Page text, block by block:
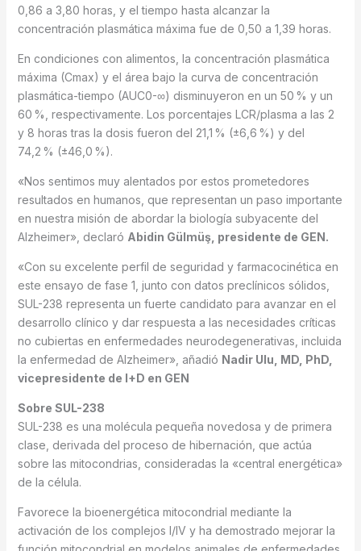
0,86 a 3,80 horas, y el tiempo hasta alcanzar la
concentración plasmática máxima fue de 0,50 a 1,39 horas.
En condiciones con alimentos, la concentración plasmática
máxima (Cmax) y el área bajo la curva de concentración
plasmática-tiempo (AUC0-∞) disminuyeron en un 50 % y un
60 %, respectivamente. Los porcentajes LCR/plasma a las 2
y 8 horas tras la dosis fueron del 21,1 % (±6,6 %) y del
74,2 % (±46,0 %).
«Nos sentimos muy alentados por estos prometedores
resultados en humanos, que representan un paso importante
en nuestra misión de abordar la biología subyacente del
Alzheimer», declaró Abidin Gülmüş, presidente de GEN.
«Con su excelente perfil de seguridad y farmacocinética en
este ensayo de fase 1, junto con datos preclínicos sólidos,
SUL-238 representa un fuerte candidato para avanzar en el
desarrollo clínico y dar respuesta a las necesidades críticas
no cubiertas en enfermedades neurodegenerativas, incluida
la enfermedad de Alzheimer», añadió Nadir Ulu, MD, PhD,
vicepresidente de I+D en GEN
Sobre SUL-238
SUL-238 es una molécula pequeña novedosa y de primera
clase, derivada del proceso de hibernación, que actúa
sobre las mitocondrias, consideradas la «central energética»
de la célula.
Favorece la bioenergética mitocondrial mediante la
activación de los complejos I/IV y ha demostrado mejorar la